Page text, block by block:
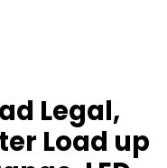
Legal,
Load up